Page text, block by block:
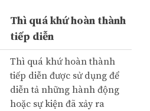
Thì quá khứ hoàn thành
tiếp diễn
Thì quá khứ hoàn thành
tiếp diễn được sử dụng để
diễn tả những hành động
hoặc sự kiện đã xảy ra